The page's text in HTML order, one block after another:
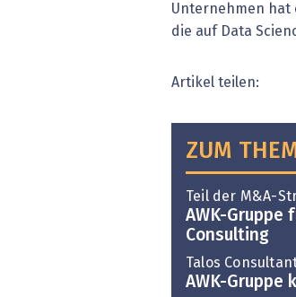
Unternehmen hat
die auf Data
Artikel teilen:
ZUM
Teil der M&A-
AWK-Gruppe
Consulting
Talos
AWK-Gruppe